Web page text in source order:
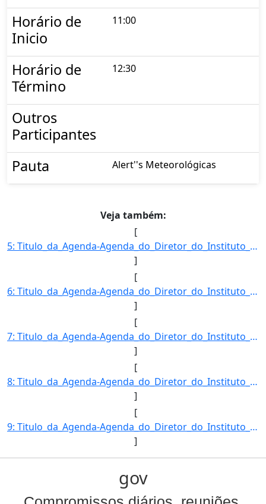
Horário de
Inicio
11:00
Horário de
Término
12:30
Outros
Participantes
Pauta
Alert''s Meteorológicas
Veja também:
[
5: Titulo_da_Agenda-Agenda_do_Diretor_do_Instituto_Nacional_de_Meteorologia-Descricao_da_Agenda-FRANCIS]
]
[
6: Titulo_da_Agenda-Agenda_do_Diretor_do_Instituto_Nacional_de_Meteorologia-Descricao_da_Agenda-FRANCIS]
]
[
7: Titulo_da_Agenda-Agenda_do_Diretor_do_Instituto_Nacional_de_Meteorologia-Descricao_da_Agenda-FRANCIS]
]
[
8: Titulo_da_Agenda-Agenda_do_Diretor_do_Instituto_Nacional_de_Meteorologia-Descricao_da_Agenda-FRANCIS]
]
[
9: Titulo_da_Agenda-Agenda_do_Diretor_do_Instituto_Nacional_de_Meteorologia-Descricao_da_Agenda-FRANCIS]
]
gov